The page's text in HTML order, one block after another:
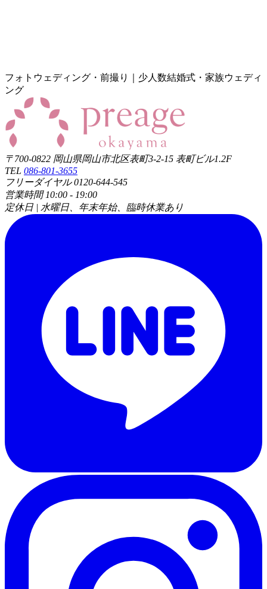
フォトウェディング・前撮り｜少人数結婚式・家族ウェディ
ング
〒700-0822 岡山県岡山市北区表町3-2-15 表町ビル1.2F
TEL 086-801-3655
フリーダイヤル 0120-644-545
営業時間 10:00 - 19:00
定休日 | 水曜日、年末年始、臨時休業あり